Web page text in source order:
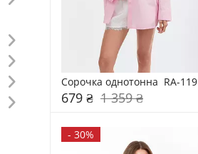
Сорочка однотонна  RA-119
679 ₴ 1 359 ₴
- 30%